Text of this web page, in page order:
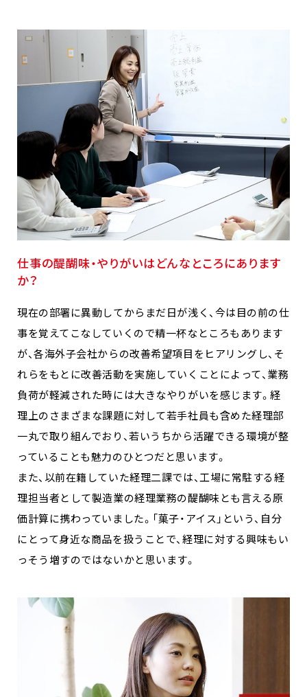
仕事の醍醐味・やりがいはどんなところにあります
か？
現在の部署に異動してからまだ日が浅く、今は目の前の仕
事を覚えてこなしていくので精一杯なところもあります
が、各海外子会社からの改善希望項目をヒアリングし、そ
れらをもとに改善活動を実施していくことによって、業務
負荷が軽減された時には大きなやりがいを感じます。経
理上のさまざまな課題に対して若手社員も含めた経理部
一丸で取り組んでおり、若いうちから活躍できる環境が整
っていることも魅力のひとつだと思います。
また、以前在籍していた経理二課では、工場に常駐する経
理担当者として製造業の経理業務の醍醐味とも言える原
価計算に携わっていました。「菓子・アイス」という、自分
にとって身近な商品を扱うことで、経理に対する興味もい
っそう増すのではないかと思います。